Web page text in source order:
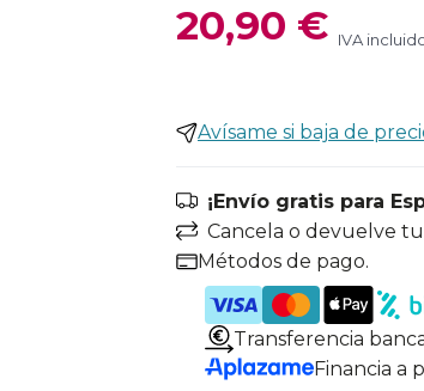
20,90 € IVA
Avísame si baja de
¡Envío gratis para
Cancela o devuelve
Métodos de pago.
Transferencia
Financia a